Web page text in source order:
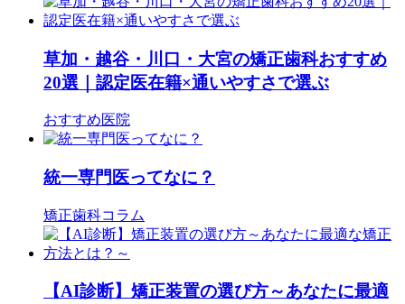
草加・越谷・川口・大宮の矯正歯科おすすめ
20選｜認定医在籍×通いやすさで選ぶ
おすすめ医院
統一専門医ってなに？
矯正歯科コラム
【AI診断】矯正装置の選び方～あなたに最適